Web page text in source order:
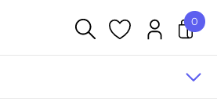
0